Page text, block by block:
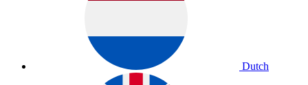
Dutch